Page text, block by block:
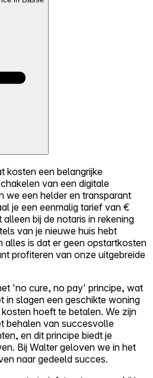
kosten een belangrijke
van een digitale
we een helder en transparant
je een eenmalig tarief van €
bij de notaris in rekening
van je nieuwe huis hebt
alles is dat er geen opstartkosten
profiteren van onze uitgebreide
'no cure, no pay' principe, wat
in slagen een geschikte woning
hoeft te betalen. We zijn
behalen van succesvolle
en dit principe biedt je
Bij Walter geloven we in het
naar gedeeld succes.